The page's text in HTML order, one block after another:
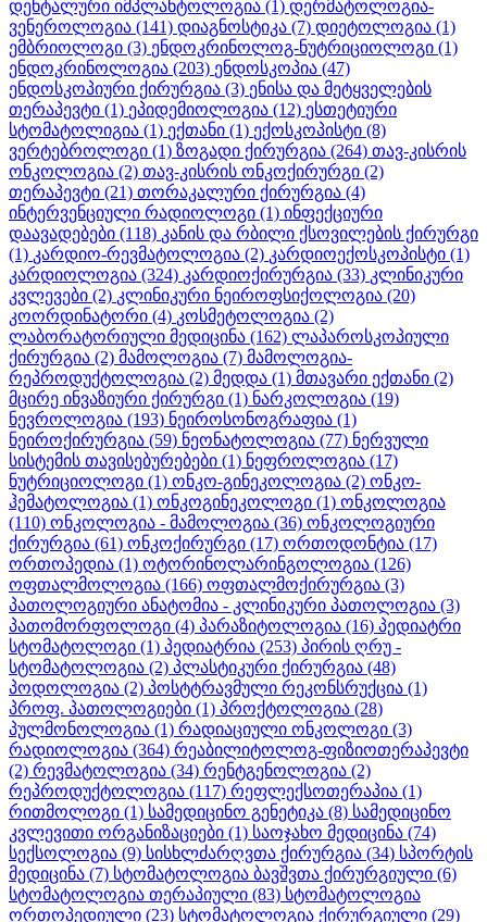
დენტალური იმპლანტოლოგია (1) დერმატოლოგია-
ვენეროლოგია (141) დიაგნოსტიკა (7) დიეტოლოგია (1)
ემბრიოლოგი (3) ენდოკრინოლოგ-ნუტრიციოლოგი (1)
ენდოკრინოლოგია (203) ენდოსკოპია (47)
ენდოსკოპიური ქირურგია (3) ენისა და მეტყველების
თერაპევტი (1) ეპიდემიოლოგია (12) ესთეტიური
სტომატოლიგია (1) ექთანი (1) ექოსკოპისტი (8)
ვერტებროლოგი (1) ზოგადი ქირურგია (264) თავ-კისრის
ონკოლოგია (2) თავ-კისრის ონკოქირურგი (2)
თერაპევტი (21) თორაკალური ქირურგია (4)
ინტერვენციული რადიოლოგი (1) ინფექციური
დაავადებები (118) კანის და რბილი ქსოვილების ქირურგი
(1) კარდიო-რევმატოლოგია (2) კარდიოექოსკოპისტი (1)
კარდიოლოგია (324) კარდიოქირურგია (33) კლინიკური
კვლევები (2) კლინიკური ნეიროფსიქოლოგია (20)
კოორდინატორი (4) კოსმეტოლოგია (2)
ლაბორატორიული მედიცინა (162) ლაპაროსკოპიული
ქირურგია (2) მამოლოგია (7) მამოლოგია-
რეპროდუქტოლოგია (2) მედდა (1) მთავარი ექთანი (2)
მცირე ინვაზიური ქირურგი (1) ნარკოლოგია (19)
ნევროლოგია (193) ნეიროსონოგრაფია (1)
ნეიროქირურგია (59) ნეონატოლოგია (77) ნერვული
სისტემის თავისებურებები (1) ნეფროლოგია (17)
ნუტრიციოლოგი (1) ონკო-გინეკოლოგია (2) ონკო-
ჰემატოლოგია (1) ონკოგინეკოლოგი (1) ონკოლოგია
(110) ონკოლოგია - მამოლოგია (36) ონკოლოგიური
ქირურგია (61) ონკოქირურგი (17) ორთოდონტია (17)
ორთოპედია (1) ოტორინოლარინგოლოგია (126)
ოფთალმოლოგია (166) ოფთალმოქირურგია (3)
პათოლოგიური ანატომია - კლინიკური პათოლოგია (3)
პათომორფოლოგი (4) პარაზიტოლოგია (16) პედიატრი
სტომატოლოგი (1) პედიატრია (253) პირის ღრუ -
სტომატოლოგია (2) პლასტიკური ქირურგია (48)
პოდოლოგია (2) პოსტტრავმული რეკონსრუქცია (1)
პროფ. პათოლოგიები (1) პროქტოლოგია (28)
პულმონოლოგია (1) რადიაციული ონკოლოგი (3)
რადიოლოგია (364) რეაბილიტოლოგ-ფიზიოთერაპევტი
(2) რევმატოლოგია (34) რენტგენოლოგია (2)
რეპროდუქტოლოგია (117) რეფლექსოთერაპია (1)
რითმოლოგი (1) სამედიცინო გენეტიკა (8) სამედიცინო
კვლევითი ორგანიზაციები (1) საოჯახო მედიცინა (74)
სექსოლოგია (9) სისხლძარღვთა ქირურგია (34) სპორტის
მედიცინა (7) სტომატოლოგია ბავშვთა ქირურგიული (6)
სტომატოლოგია თერაპიული (83) სტომატოლოგია
ორთოპედიული (23) სტომატოლოგია ქირურგიული (29)